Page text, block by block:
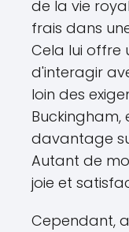
de la vie
frais dans
Cela lui offre
d'interagir
loin des
Buckingham,
davantage
Autant de
joie et
Cependant,